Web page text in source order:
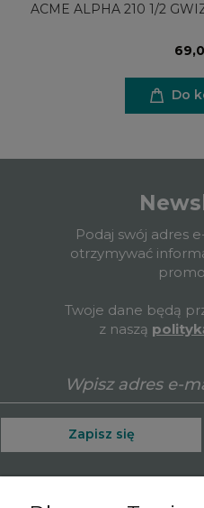
ACME ALPHA 210 1/2
Do
Podaj swój adres
otrzymywać
Twoje dane będą
z naszą
Zapisz się